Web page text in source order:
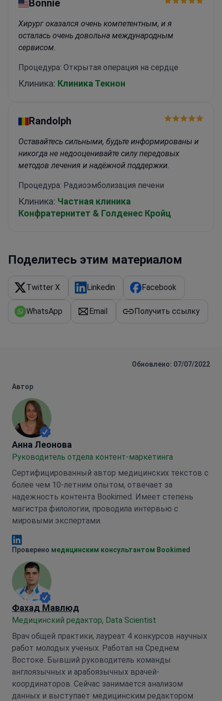
Bonnie
Хирург оказался очень компетентным, и я
осталась очень довольна международным
сервисом.
Процедура: Открытая операция на сердце
Клиника: Клиника Текнон
Randolph
Оставайтесь сильными, будьте информированы и
никогда не недооценивайте силу передовых
методов лечения и надёжной поддержки.
Процедура: Радиоэмболизация печени
Клиника: Частная клиника
Конфратернитет & Голденес Кройц
Поделитесь этим материалом
Twitter X Linkedin Facebook
WhatsApp Email Получить ссылку
Обновлено: 07/07/2022
Автор
Анна Леонова
Анна Леонова
Руководитель отдела контент-маркетинга
Сертифицированный автор медицинских текстов с
более чем 10-летним опытом, отвечает за
надежность контента Bookimed. Имеет степень
магистра филологии, проводила интервью с
мировыми экспертами.
Анна Леонова Linkedin
Проверено медицинским консультантом Bookimed
Фахад Мавлюд
Медицинский редактор, Data Scientist
Врач общей практики, лауреат 4 конкурсов научных
работ молодых ученых. Работал на Среднем
Востоке. Бывший руководитель команды
англоязычных и арабоязычных врачей-
координаторов. Сейчас занимается анализом
данных и выступает медицинским редактором